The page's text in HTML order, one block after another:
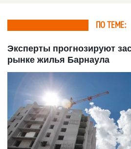
ПО ТЕМЕ:
Эксперты прогнозируют
рынке жилья Барнаула